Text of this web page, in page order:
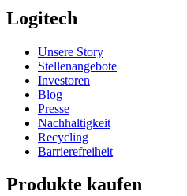
Logitech
Unsere Story
Stellenangebote
Investoren
Blog
Presse
Nachhaltigkeit
Recycling
Barrierefreiheit
Produkte kaufen